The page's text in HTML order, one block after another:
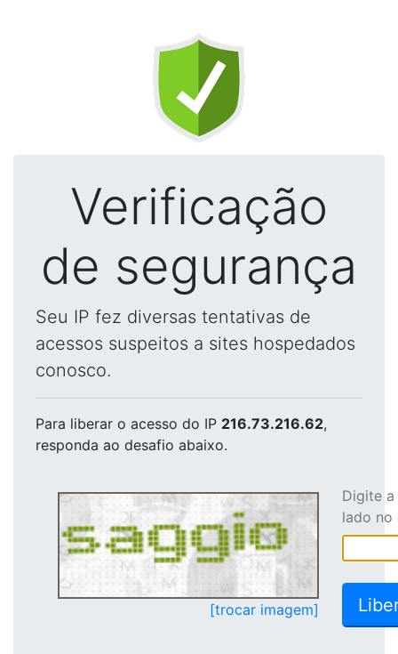
Verificação
de segurança
Seu IP fez diversas tentativas de
acessos suspeitos a sites hospedados
conosco.
Para liberar o acesso do IP 216.73.216.62,
responda ao desafio abaixo.
[trocar imagem]
Digite
lado no